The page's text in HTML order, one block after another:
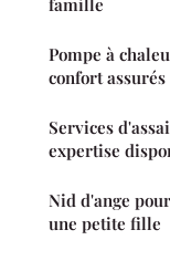
famille
Pompe à
confort assurés
Services
expertise
Nid d'ange
une petite fille